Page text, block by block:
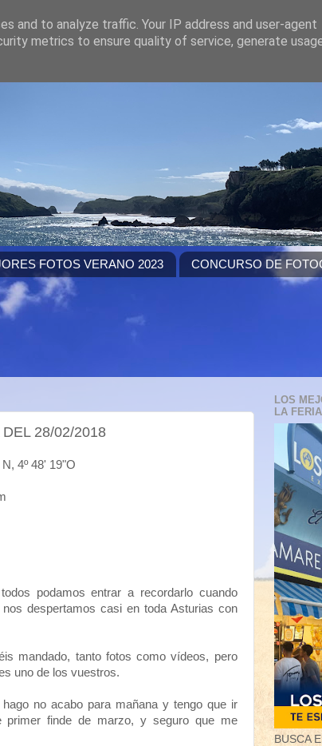
FOTOS VERANO 2023 CONCURSO DE
28/02/2018
4º 48' 19"O
podamos entrar a recordarlo cuando
despertamos casi en toda Asturias con
mandado, tanto fotos como vídeos, pero
uno de los vuestros.
no acabo para mañana y tengo que ir
primer finde de marzo, y seguro que me
LOS
LA FERIA
BUSCA
and to analyze traffic. Your IP address and user-agent
metrics to ensure quality of service, generate